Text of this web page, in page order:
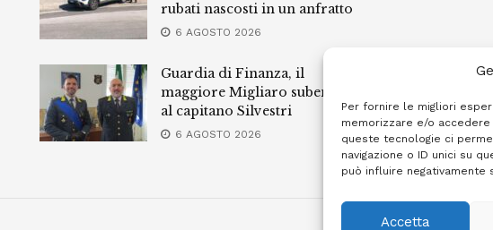
Per fornire le migliori
memorizzare e/o
queste tecnologie ci
navigazione o ID unici su
può influire negativamente
Accetta
rubati nascosti in un anfratto
6 AGOSTO 2026
Guardia di Finanza, il
maggiore Migliaro subentra
al capitano Silvestri
6 AGOSTO 2026